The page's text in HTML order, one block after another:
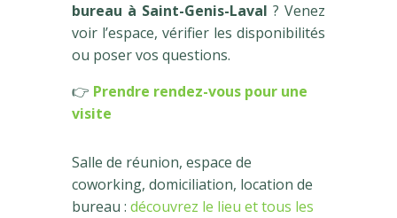
bureau à Saint-Genis-Laval ? Venez
voir l’espace, vérifier les disponibilités
ou poser vos questions.
👉 Prendre rendez-vous pour une
visite
Salle de réunion, espace de
coworking, domiciliation, location de
bureau : découvrez le lieu et tous les